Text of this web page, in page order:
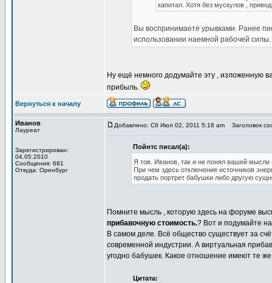
капитал. Хотя без мускулов ,
Вы воспринимаете урывками. Ранее
использовании наемной рабочей силы.
Ну ещё немного додумайте эту , изложенную
прибыль.
Вернуться к началу
Иванов
Лауреат
Зарегистрирован:
04.05.2010
Сообщения: 681
Откуда: Оренбург
Добавлено: Сб Июл 02, 2011 5:18 am Заголовок
Пойнтс писал(а):
Я тов. Иванов, так и не понял вашей
При чем здесь отключение источников
продать портрет бабушки либо другую
Помните мысль , которую здесь на форуме
прибавочную стоимость.? Вот и подумайте
В самом деле. Всё общество существует за
современной индустрии. А виртуальная
угодно бабушек. Какое отношение имеют те
Цитата: